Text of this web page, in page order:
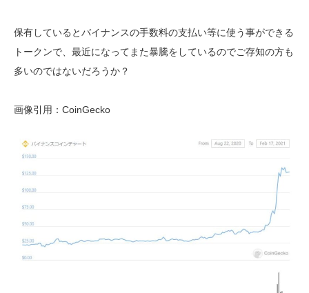
保有しているとバイナンスの手数料の支払い等に使う事ができる
トークンで、最近になってまた暴騰をしているのでご存知の方も
多いのではないだろうか？
画像引用：CoinGecko